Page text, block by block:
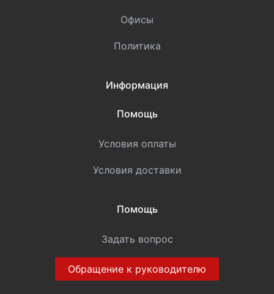
Офисы
Политика
Информация
Помощь
Условия оплаты
Условия доставки
Помощь
Задать вопрос
Обращение к руководителю